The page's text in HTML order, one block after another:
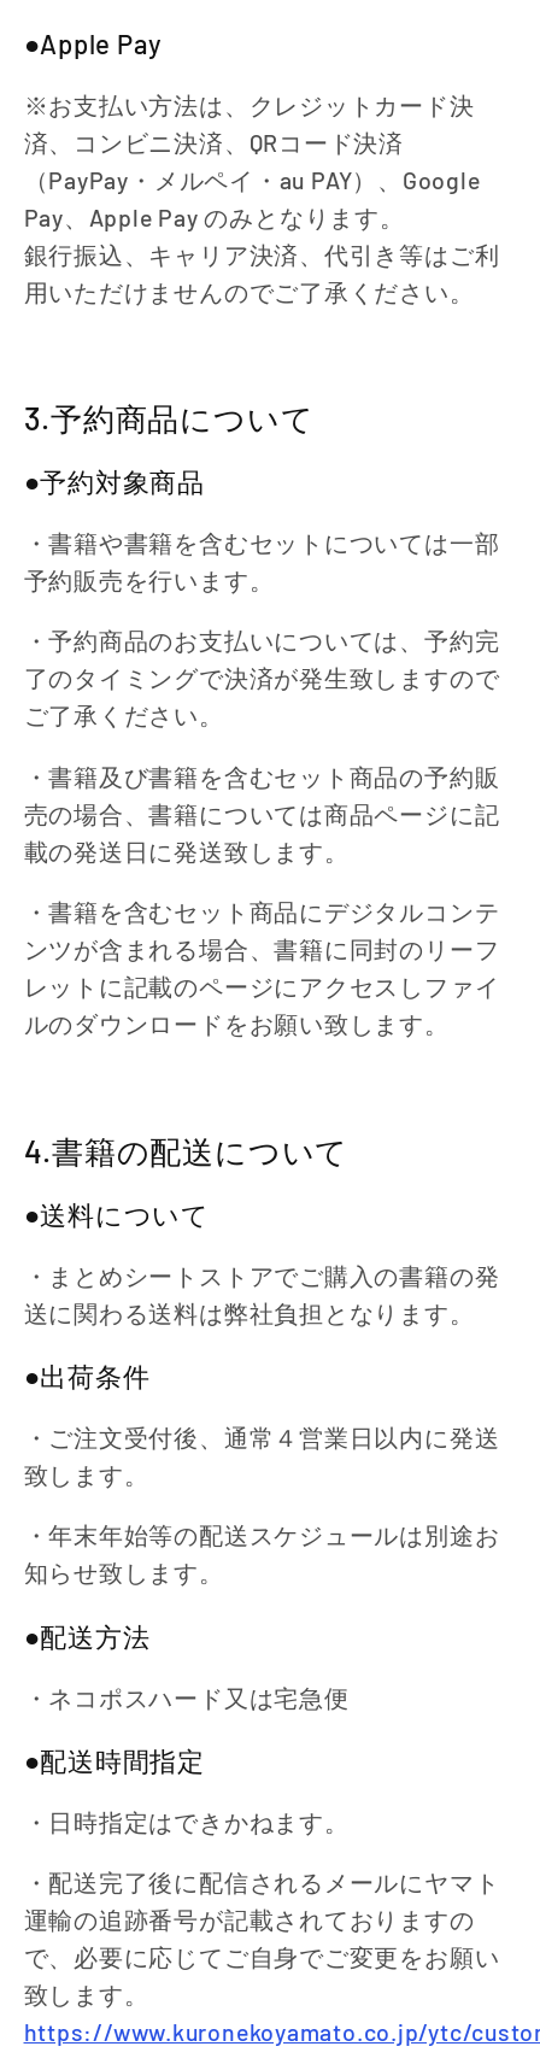
●Apple Pay
※お支払い方法は、クレジットカード決
済、コンビニ決済、QRコード決済
（PayPay・メルペイ・au PAY）、Google
Pay、Apple Pay のみとなります。
銀行振込、キャリア決済、代引き等はご利
用いただけませんのでご了承ください。
3.予約商品について
●予約対象商品
・書籍や書籍を含むセットについては一部
予約販売を行います。
・予約商品のお支払いについては、予約完
了のタイミングで決済が発生致しますので
ご了承ください。
・書籍及び書籍を含むセット商品の予約販
売の場合、書籍については商品ページに記
載の発送日に発送致します。
・書籍を含むセット商品にデジタルコンテ
ンツが含まれる場合、書籍に同封のリーフ
レットに記載のページにアクセスしファイ
ルのダウンロードをお願い致します。
4.書籍の配送について
●送料について
・まとめシートストアでご購入の書籍の発
送に関わる送料は弊社負担となります。
●出荷条件
・ご注文受付後、通常４営業日以内に発送
致します。
・年末年始等の配送スケジュールは別途お
知らせ致します。
●配送方法
・ネコポスハード又は宅急便
●配送時間指定
・日時指定はできかねます。
・配送完了後に配信されるメールにヤマト
運輸の追跡番号が記載されておりますの
で、必要に応じてご自身でご変更をお願い
致します。
https://www.kuronekoyamato.co.jp/ytc/